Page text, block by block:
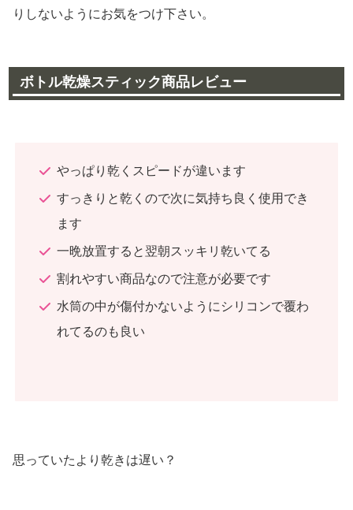
りしないようにお気をつけ下さい。
ボトル乾燥スティック商品レビュー
やっぱり乾くスピードが違います
すっきりと乾くので次に気持ち良く使用でき
ます
一晩放置すると翌朝スッキリ乾いてる
割れやすい商品なので注意が必要です
水筒の中が傷付かないようにシリコンで覆わ
れてるのも良い
思っていたより乾きは遅い？